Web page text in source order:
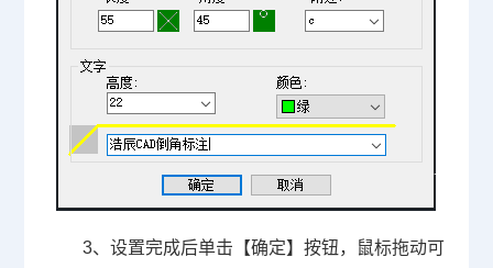
3、设置完成后单击【确定】按钮，鼠标拖动可